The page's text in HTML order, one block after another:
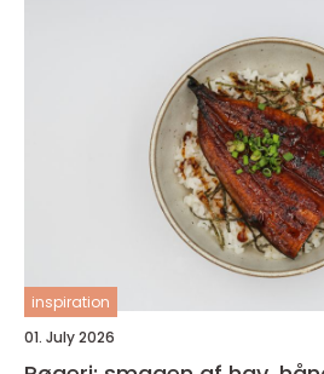
inspiration
01. July 2026